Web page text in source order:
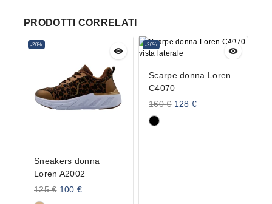
PRODOTTI CORRELATI
-20%
Sneakers donna
Loren A2002
125€ 100€
-20%
Scarpe donna Loren
C4070
160€ 128€